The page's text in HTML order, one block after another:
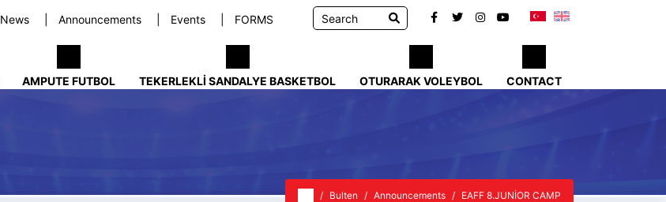
News Announcements Events FORMS
AMPUTE FUTBOL TEKERLEKLI SANDALYE BASKETBOL OTURARAK VOLEYBOL CONTACT
Bulten Announcements EAFF 8.JUNİOR CAMP